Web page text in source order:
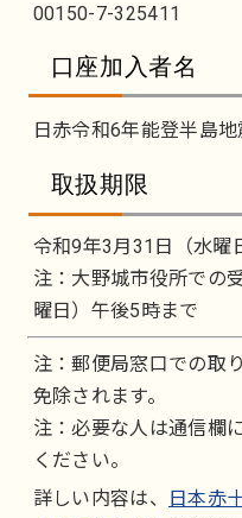
00150-7-325411
口座加入者名
日赤令和6年能登半島
取扱期限
令和9年3月31日（水曜
注：大野城市役所での
曜日）午後5時まで
注：郵便局窓口での取
免除されます。
注：必要な人は通信欄
ください。
詳しい内容は、
日本赤